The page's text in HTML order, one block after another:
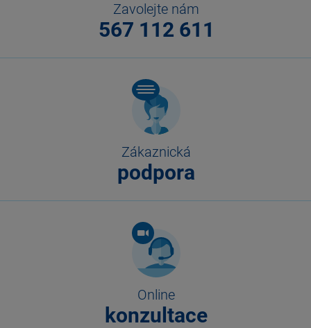
Zavolejte nám
567 112 611
Zákaznická
podpora
Online
konzultace